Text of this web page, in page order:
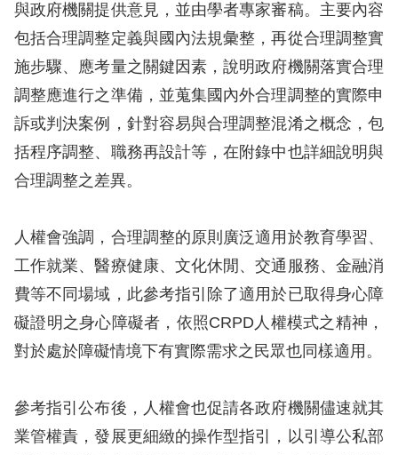
快
捷
鍵
選
擇
兒少版
回
頁
與政府機關提供意見，並由學者專家審稿。主要內容
包括合理調整定義與國內法規彙整，再從合理調整實
施步驟、應考量之關鍵因素，說明政府機關落實合理
調整應進行之準備，並蒐集國內外合理調整的實際申
訴或判決案例，針對容易與合理調整混淆之概念，包
括程序調整、職務再設計等，在附錄中也詳細說明與
合理調整之差異。
人權會強調，合理調整的原則廣泛適用於教育學習、
工作就業、醫療健康、文化休閒、交通服務、金融消
費等不同場域，此參考指引除了適用於已取得身心障
礙證明之身心障礙者，依照CRPD人權模式之精神，
對於處於障礙情境下有實際需求之民眾也同樣適用。
參考指引公布後，人權會也促請各政府機關儘速就其
業管權責，發展更細緻的操作型指引，以引導公私部